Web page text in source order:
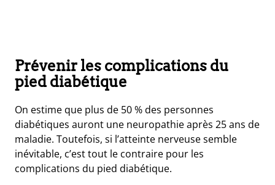
Prévenir les complications du
pied diabétique
On estime que plus de 50 % des personnes
diabétiques auront une neuropathie après 25 ans de
maladie. Toutefois, si l’atteinte nerveuse semble
inévitable, c’est tout le contraire pour les
complications du pied diabétique.